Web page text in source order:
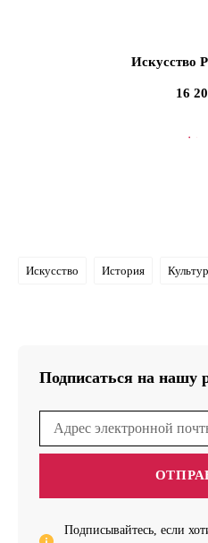
Искусство
16
В
Искусство История
Подписаться на нашу
Подписывайтесь, если